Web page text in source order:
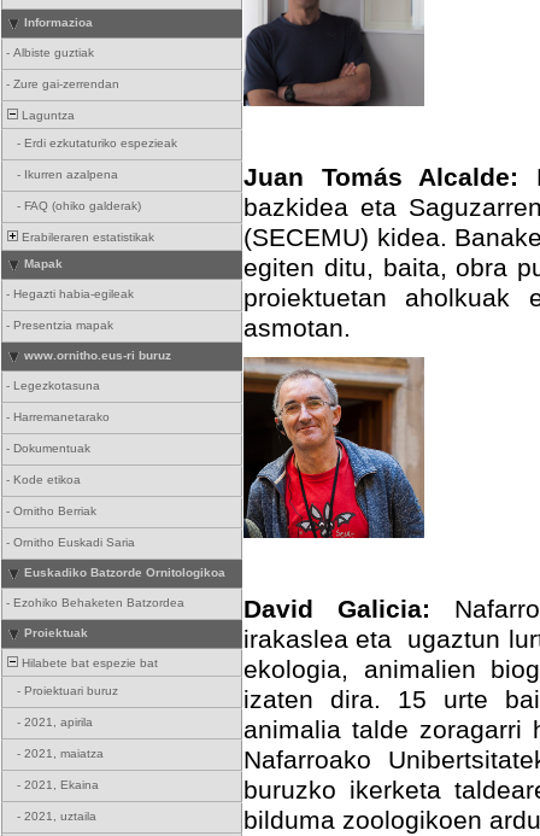
Informazioa
- Albiste guztiak
- Zure gai-zerrendan
Laguntza
- Erdi ezkutaturiko espezieak
- Ikurren azalpena
- FAQ (ohiko galderak)
Erabileraren estatistikak
Mapak
- Hegazti habia-egileak
- Presentzia mapak
www.ornitho.eus-ri buruz
- Legezkotasuna
- Harremanetarako
- Dokumentuak
- Kode etikoa
- Ornitho Berriak
- Ornitho Euskadi Saria
Euskadiko Batzorde Ornitologikoa
- Ezohiko Behaketen Batzordea
Proiektuak
Hilabete bat espezie bat
- Proiektuari buruz
- 2021, apirila
- 2021, maiatza
- 2021, Ekaina
- 2021, uztaila
Juan Tomás Alcalde:
bazkidea eta
(SECEMU) kidea.
egiten ditu, baita, obra
proiektuetan aholkuak
asmotan.
David Galicia:
irakaslea eta ugaztun
ekologia, animalien
izaten dira. 15 urte
animalia talde zoragarri
Nafarroako
buruzko ikerketa
bilduma zoologikoen